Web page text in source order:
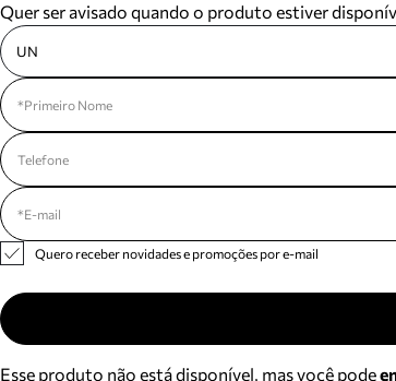
Quer ser avisado quando o produto estiver
UN
Quero receber novidades e promoções por e-mail
Esse produto não está disponível, mas você pode